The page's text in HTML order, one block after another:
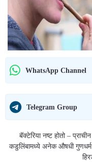
WhatsApp Channel
Telegram Group
बॅक्टेरिया नष्ट होतो –
कडुलिंबामध्ये अनेक औषधी गुणधर्म